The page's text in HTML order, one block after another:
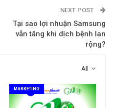
NEXT POST
Tại sao lợi nhuận Samsung
vẫn tăng khi dịch bệnh lan
rộng?
All
MARKETING